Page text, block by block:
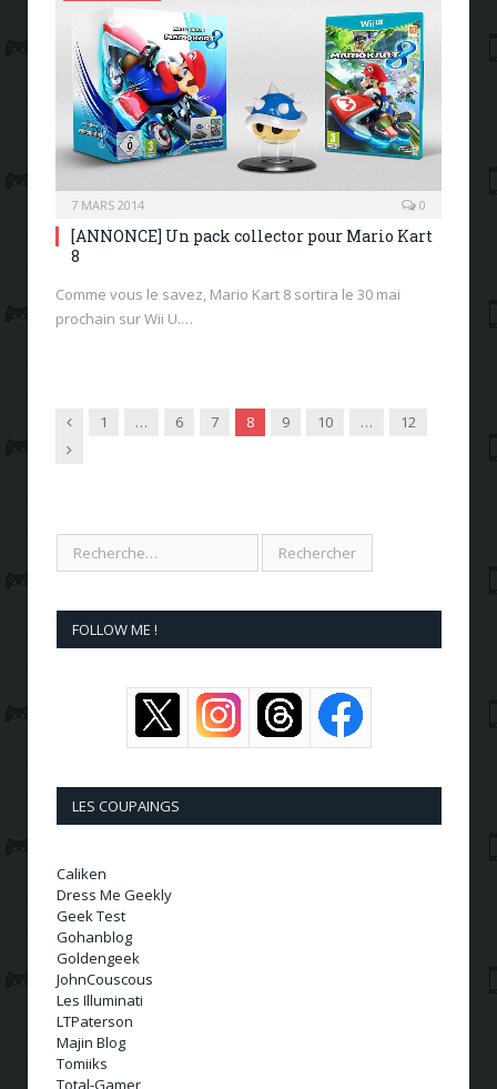
7 MARS 2014 0
[ANNONCE] Un pack collector pour Mario Kart
8
Comme vous le savez, Mario Kart 8 sortira le 30 mai
prochain sur Wii U.…
Previous
1 … 6 7 8 9 10 …
12
Next
FOLLOW ME !
LES COUPAINGS
Caliken
Dress Me Geekly
Geek Test
Gohanblog
Goldengeek
JohnCouscous
Les Illuminati
LTPaterson
Majin Blog
Tomiiks
Total-Gamer